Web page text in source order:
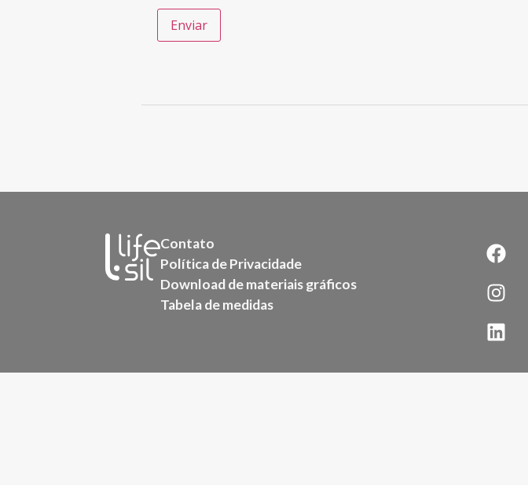
Contato
Política de Privacidade
Download de materiais gráficos
Tabela de medidas